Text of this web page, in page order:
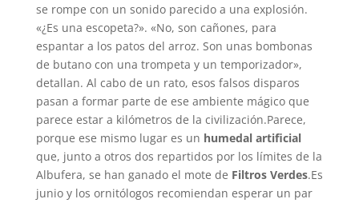
se rompe con un sonido parecido a una explosión.
«¿Es una escopeta?». «No, son cañones, para
espantar a los patos del arroz. Son unas bombonas
de butano con una trompeta y un temporizador»,
detallan. Al cabo de un rato, esos falsos disparos
pasan a formar parte de ese ambiente mágico que
parece estar a kilómetros de la civilización.Parece,
porque ese mismo lugar es un humedal artificial
que, junto a otros dos repartidos por los límites de la
Albufera, se han ganado el mote de Filtros Verdes.Es
junio y los ornitólogos recomiendan esperar un par